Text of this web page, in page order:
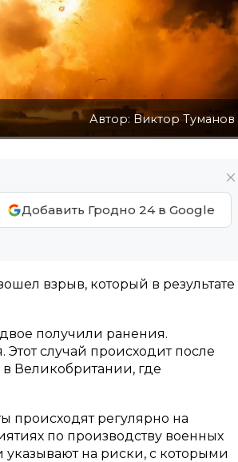
Автор: Виктор Туманов
Добавить Гродно 24 в Google
взрыв, который в результате
получили ранения.
Этот случай происходит после
Великобритании, где
происходят регулярно на
по производству военных
на риски, с которыми